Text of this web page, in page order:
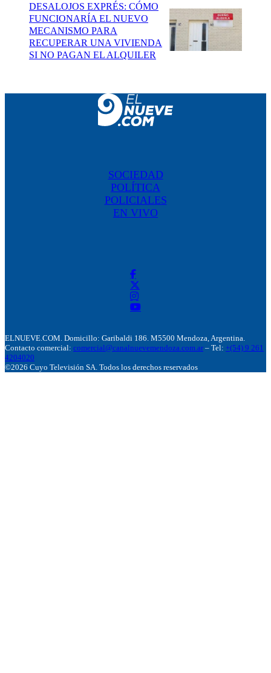
DESALOJOS EXPRÉS: CÓMO
FUNCIONARÍA EL NUEVO
MECANISMO PARA
RECUPERAR UNA VIVIENDA
SI NO PAGAN EL ALQUILER
SOCIEDAD
POLÍTICA
POLICIALES
EN VIVO
ELNUEVE.COM. Domicillo: Garibaldi 186. M5500 Mendoza, Argentina.
Contacto comercial: comercial@canalnuevemendoza.com.ar – Tel: +(54) 9 261
4204020
©2026 Cuyo Televisión SA. Todos los derechos reservados